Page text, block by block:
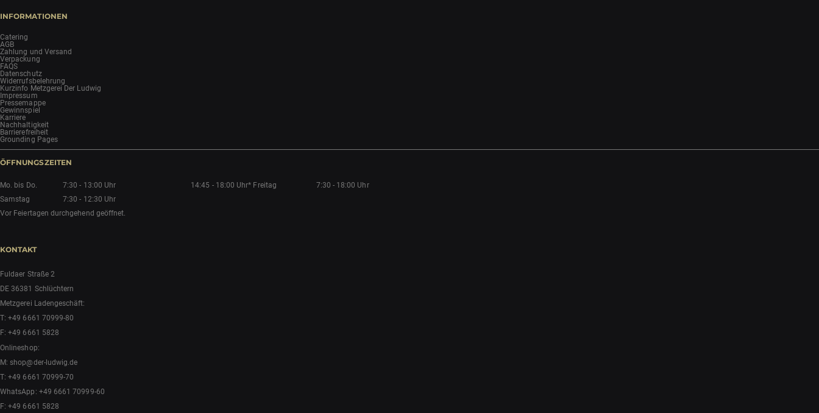
INFORMATIONEN
Catering
AGB
Zahlung und Versand
Verpackung
FAQS
Datenschutz
Widerrufsbelehrung
Kurzinfo Metzgerei Der Ludwig
Impressum
Pressemappe
Gewinnspiel
Karriere
Nachhaltigkeit
Barrierefreiheit
Grounding Pages
ÖFFNUNGSZEITEN
Mo. bis Do. 7:30 - 13:00 Uhr 14:45 - 18:00 Uhr* Freitag
7:30 - 18:00 Uhr
Samstag
7:30 - 12:30 Uhr
Vor Feiertagen durchgehend geöffnet.
KONTAKT
Fuldaer Straße 2
DE 36381 Schlüchtern
Metzgerei Ladengeschäft:
T:+49 6661 70999-80
F: +49 6661 5828
Onlineshop:
M:shop@der-ludwig.de
T:+49 6661 70999-70
WhatsApp: +49 6661 70999-60
F: +49 6661 5828